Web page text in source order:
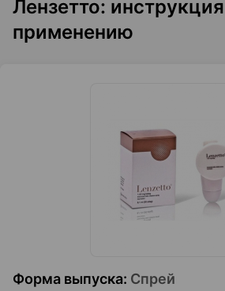
Лензетто:
применению
Форма выпуска: Спрей